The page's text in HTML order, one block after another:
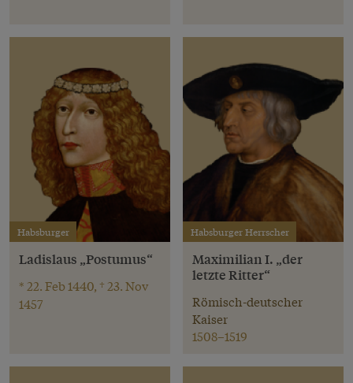
Habsburger
Ladislaus „Postumus“
* 22. Feb 1440, † 23. Nov
1457
Habsburger Herrscher
Maximilian I. „der
letzte Ritter“
Römisch-deutscher
Kaiser
1508–1519